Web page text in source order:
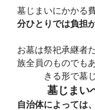
墓じまいにかかる
分ひとりでは負担
お墓は祭祀承継者
族全員のものでも
きる形で墓
墓じまい
自治体によっては